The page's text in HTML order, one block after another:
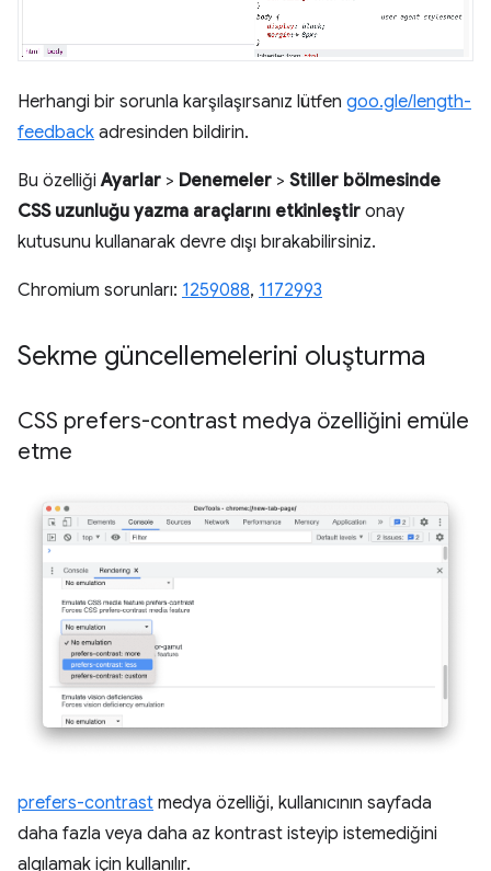
Herhangi bir sorunla karşılaşırsanız lütfen goo.gle/length-
feedback adresinden bildirin.
Bu özelliğiAyarlar > Denemeler > Stiller bölmesinde
CSS uzunluğu yazma araçlarını etkinleştir onay
kutusunu kullanarak devre dışı bırakabilirsiniz.
Chromium sorunları: 1259088, 1172993
Sekme güncellemelerini oluşturma
CSS prefers-contrast medya özelliğini emüle
etme
prefers-contrast medya özelliği, kullanıcının sayfada
daha fazla veya daha az kontrast isteyip istemediğini
algılamak için kullanılır.